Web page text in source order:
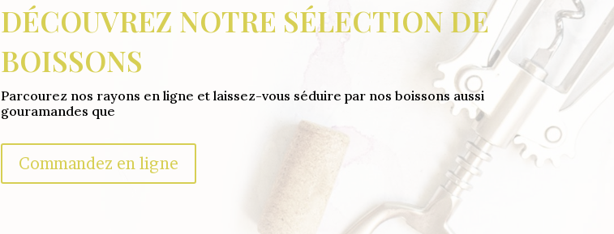
DÉCOUVREZ NOTRE SÉLECTION DE
BOISSONS
Parcourez nos rayons en ligne et laissez-vous séduire par nos boissons aussi
gouramandes que
Commandez en ligne